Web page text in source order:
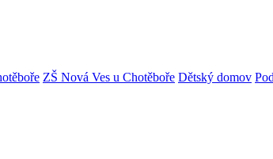
ZŠ Nová Ves u Chotěboře Dětský domov